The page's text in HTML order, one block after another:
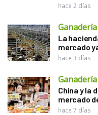
hace 2 días
Ganadería
La
mercado
hace 3 días
Ganadería
China y la
mercado
hace 7 días